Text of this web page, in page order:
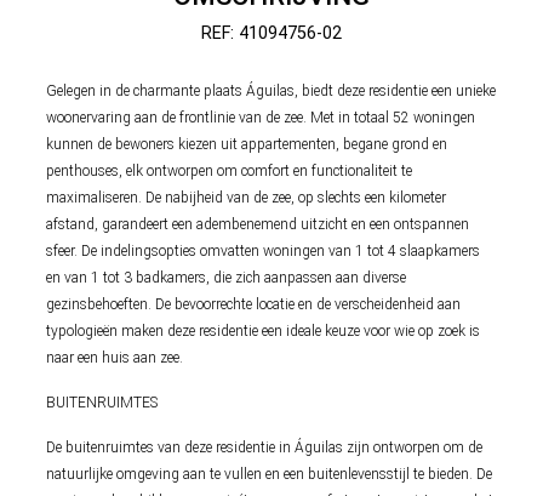
REF: 41094756-02
Gelegen in de charmante plaats Águilas, biedt deze residentie een unieke
woonervaring aan de frontlinie van de zee. Met in totaal 52 woningen
kunnen de bewoners kiezen uit appartementen, begane grond en
penthouses, elk ontworpen om comfort en functionaliteit te
maximaliseren. De nabijheid van de zee, op slechts een kilometer
afstand, garandeert een adembenemend uitzicht en een ontspannen
sfeer. De indelingsopties omvatten woningen van 1 tot 4 slaapkamers
en van 1 tot 3 badkamers, die zich aanpassen aan diverse
gezinsbehoeften. De bevoorrechte locatie en de verscheidenheid aan
typologieën maken deze residentie een ideale keuze voor wie op zoek is
naar een huis aan zee.
BUITENRUIMTES
De buitenruimtes van deze residentie in Águilas zijn ontworpen om de
natuurlijke omgeving aan te vullen en een buitenlevensstijl te bieden. De